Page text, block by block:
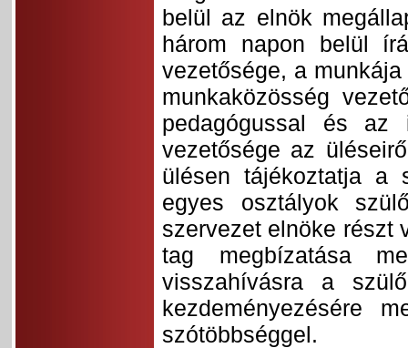
belül az elnök
három napon belül
vezetősége, a
munkaközösség
pedagógussal és az
vezetősége az
ülésen tájékoztatja a
egyes osztályok
szervezet elnöke részt
tag megbízatása
visszahívásra a
kezdeményezésére
szótöbbséggel.